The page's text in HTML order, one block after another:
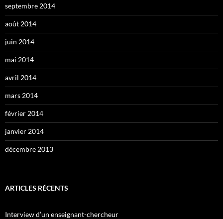
septembre 2014
août 2014
juin 2014
mai 2014
avril 2014
mars 2014
février 2014
janvier 2014
décembre 2013
ARTICLES RÉCENTS
Interview d’un enseignant-chercheur